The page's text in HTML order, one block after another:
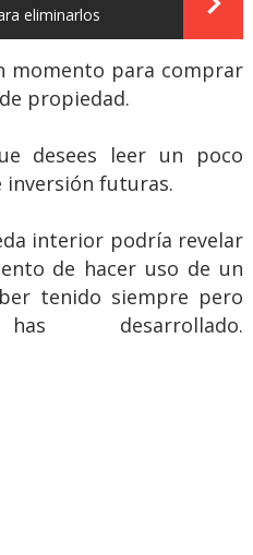
eliminarlos
momento para comprar
propiedad.
desees leer un poco
futuras.
interior podría revelar
de hacer uso de un
tenido siempre pero
desarrollado.